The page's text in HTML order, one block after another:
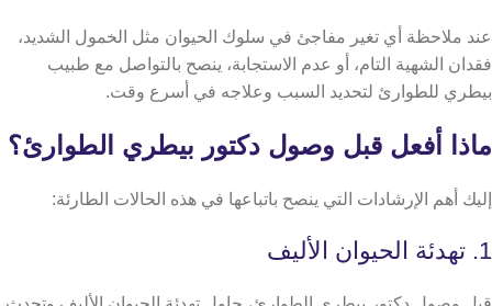
عند ملاحظة أي تغير مفاجئ في سلوك الحيوان مثل الخمول الشديد،
فقدان الشهية التام، أو عدم الاستجابة، ينصح بالتواصل مع طبيب
بيطري للطوارئ لتحديد السبب وعلاجه في أسرع وقت.
ماذا أفعل قبل وصول دكتور بيطري الطوارئ؟
إليك أهم الإرشادات التي ينصح باتباعها في هذه الحالات الطارئة:
1. تهدئة الحيوان الأليف